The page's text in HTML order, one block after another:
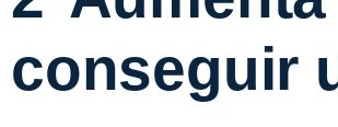
conseguir